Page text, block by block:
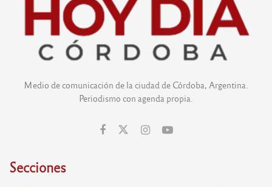
Medio de comunicación de la ciudad de Córdoba, Argentina.
Periodismo con agenda propia.
Secciones